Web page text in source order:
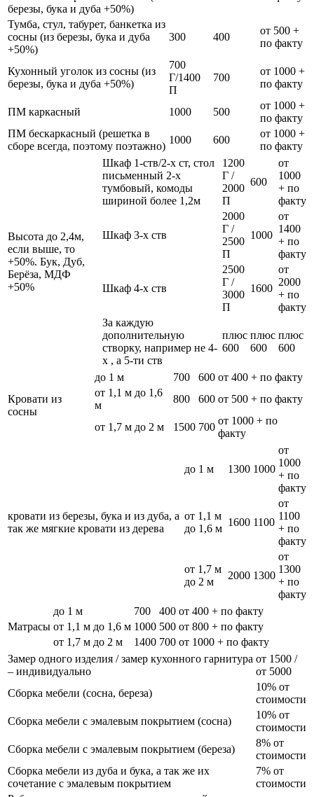
березы, бука и дуба +50%)
Тумба, стул, табурет, банкетка из
сосны (из березы, бука и дуба
+50%)
300 400
от 500 +
по факту
Кухонный уголок из сосны (из
березы, бука и дуба +50%)
700
Г/1400
П
700
от 1000 +
по факту
ПМ каркасный 1000 500
от 1000 +
по факту
ПМ бескаркасный (решетка в
сборе всегда, поэтому поэтажно)
1000 600
от 1000 +
по факту
Высота до 2,4м,
если выше, то
+50%. Бук, Дуб,
Берёза, МДФ
+50%
Шкаф 1-ств/2-х ст, стол
письменный 2-х
тумбовый, комоды
шириной более 1,2м
1200
Г /
2000
П
600
от
1000
+ по
факту
Шкаф 3-х ств
2000
Г /
2500
П
1000
от
1400
+ по
факту
Шкаф 4-х ств
2500
Г /
3000
П
1600
от
2000
+ по
факту
За каждую
дополнительную
створку, например не 4-
х , а 5-ти ств
плюс
600
плюс
600
плюс
600
Кровати из
сосны
до 1 м 700 600 от 400 + по факту
от 1,1 м до 1,6
м
800 600 от 500 + по факту
от 1,7 м до 2 м 1500 700
от 1000 + по
факту
кровати из березы, бука и из дуба, а
так же мягкие кровати из дерева
до 1 м 1300 1000
от
1000
+ по
факту
от 1,1 м
до 1,6 м
1600 1100
от
1100
+ по
факту
от 1,7 м
до 2 м
2000 1300
от
1300
+ по
факту
Матрасы
до 1 м 700 400 от 400 + по факту
от 1,1 м до 1,6 м 1000 500 от 800 + по факту
от 1,7 м до 2 м
1400 700 от 1000 + по факту
Замер одного изделия / замер кухонного гарнитура
– индивидуально
от 1500 /
от 5000
Сборка мебели (сосна, береза)
10% от
стоимости
Сборка мебели с эмалевым покрытием (сосна)
10% от
стоимости
Сборка мебели с эмалевым покрытием (береза)
8% от
стоимости
Сборка мебели из дуба и бука, а так же их
сочетание с эмалевым покрытием
7% от
стоимости